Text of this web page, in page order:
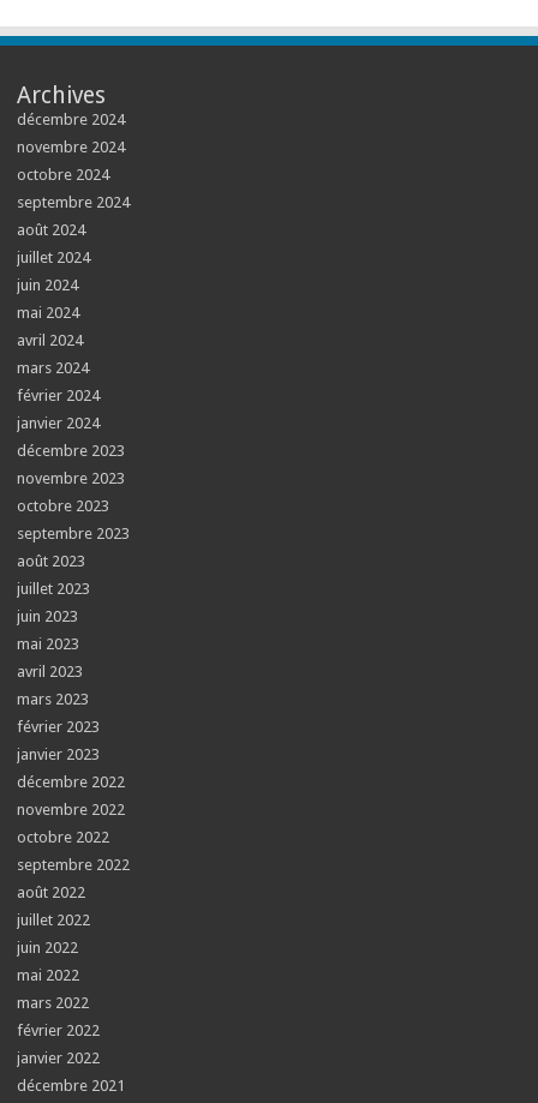
Archives
décembre 2024
novembre 2024
octobre 2024
septembre 2024
août 2024
juillet 2024
juin 2024
mai 2024
avril 2024
mars 2024
février 2024
janvier 2024
décembre 2023
novembre 2023
octobre 2023
septembre 2023
août 2023
juillet 2023
juin 2023
mai 2023
avril 2023
mars 2023
février 2023
janvier 2023
décembre 2022
novembre 2022
octobre 2022
septembre 2022
août 2022
juillet 2022
juin 2022
mai 2022
mars 2022
février 2022
janvier 2022
décembre 2021